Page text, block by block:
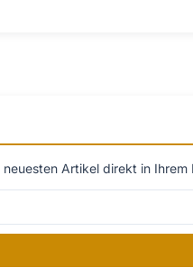
Artikel direkt in